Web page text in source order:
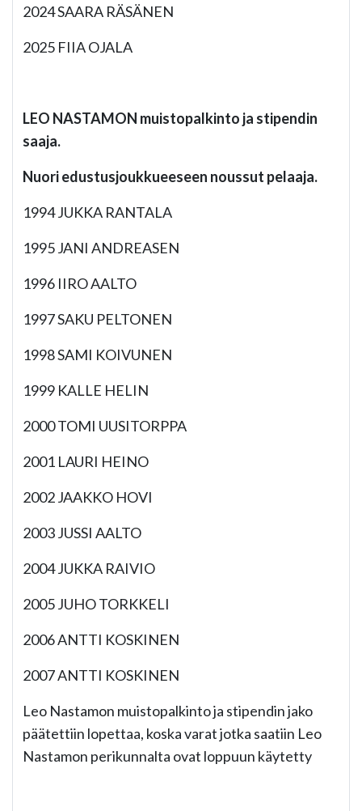
2024 SAARA RÄSÄNEN
2025 FIIA OJALA
LEO NASTAMON muistopalkinto ja stipendin
saaja.
Nuori edustusjoukkueeseen noussut pelaaja.
1994 JUKKA RANTALA
1995 JANI ANDREASEN
1996 IIRO AALTO
1997 SAKU PELTONEN
1998 SAMI KOIVUNEN
1999 KALLE HELIN
2000 TOMI UUSITORPPA
2001 LAURI HEINO
2002 JAAKKO HOVI
2003 JUSSI AALTO
2004 JUKKA RAIVIO
2005 JUHO TORKKELI
2006 ANTTI KOSKINEN
2007 ANTTI KOSKINEN
Leo Nastamon muistopalkinto ja stipendin jako
päätettiin lopettaa, koska varat jotka saatiin Leo
Nastamon perikunnalta ovat loppuun käytetty